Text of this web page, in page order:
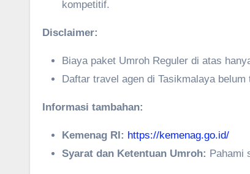
kompetitif.
Disclaimer:
Biaya paket Umroh Reguler di atas
Daftar travel agen di Tasikmalaya
Informasi tambahan:
Kemenag RI: https://kemenag.go.id/
Syarat dan Ketentuan Umroh: Pahami